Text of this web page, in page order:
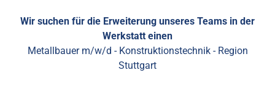
Wir suchen für die Erweiterung unseres Teams in der
Werkstatt einen
Metallbauer m/w/d - Konstruktionstechnik - Region
Stuttgart